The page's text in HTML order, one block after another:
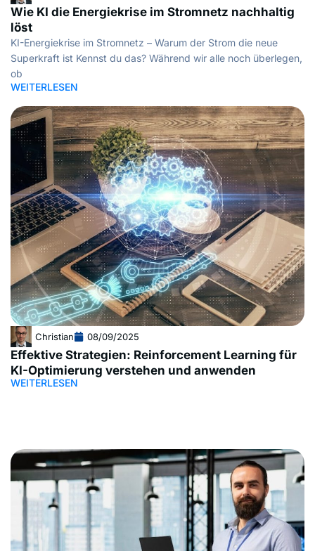
Wie KI die Energiekrise im Stromnetz nachhaltig
löst
KI-Energiekrise im Stromnetz – Warum der Strom die neue
Superkraft ist Kennst du das? Während wir alle noch überlegen,
ob
WEITERLESEN
Christian 08/09/2025
Effektive Strategien: Reinforcement Learning für
KI-Optimierung verstehen und anwenden
WEITERLESEN